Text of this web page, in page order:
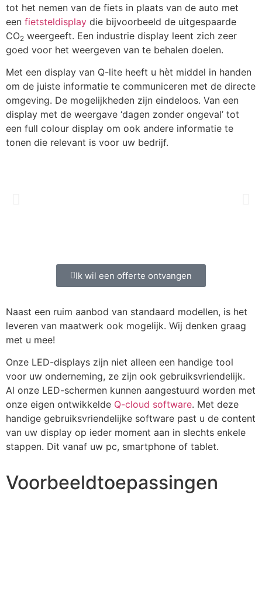
tot het nemen van de fiets in plaats van de auto met
een fietsteldisplay die bijvoorbeeld de uitgespaarde
CO2 weergeeft. Een industrie display leent zich zeer
goed voor het weergeven van te behalen doelen.
Met een display van Q-lite heeft u hèt middel in handen
om de juiste informatie te communiceren met de directe
omgeving. De mogelijkheden zijn eindeloos. Van een
display met de weergave ‘dagen zonder ongeval’ tot
een full colour display om ook andere informatie te
tonen die relevant is voor uw bedrijf.
Ik wil een offerte ontvangen
Naast een ruim aanbod van standaard modellen, is het
leveren van maatwerk ook mogelijk. Wij denken graag
met u mee!
Onze LED-displays zijn niet alleen een handige tool
voor uw onderneming, ze zijn ook gebruiksvriendelijk.
Al onze LED-schermen kunnen aangestuurd worden met
onze eigen ontwikkelde Q-cloud software. Met deze
handige gebruiksvriendelijke software past u de content
van uw display op ieder moment aan in slechts enkele
stappen. Dit vanaf uw pc, smartphone of tablet.
Voorbeeldtoepassingen